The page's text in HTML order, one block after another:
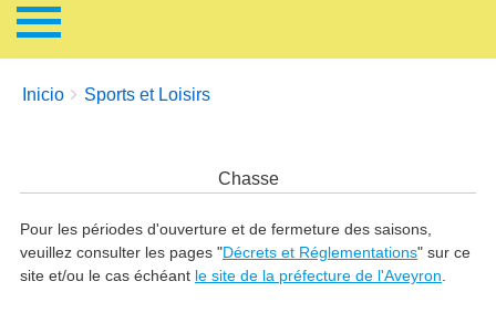
Enlaces de ayuda a la navegación
You are here:
Inicio Sports et Loisirs
Chasse
Pour les périodes d'ouverture et de fermeture des saisons,
veuillez consulter les pages "Décrets et Réglementations" sur ce
site et/ou le cas échéant le site de la préfecture de l'Aveyron